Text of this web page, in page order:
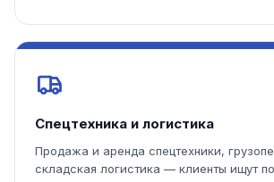
Спецтехника и логистика
Продажа и аренда спецтехники,
складская логистика — клиенты ищут